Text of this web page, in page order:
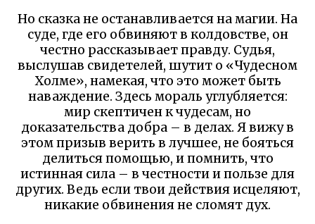
Но сказка не останавливается на магии. На
суде, где его обвиняют в колдовстве, он
честно рассказывает правду. Судья,
выслушав свидетелей, шутит о «Чудесном
Холме», намекая, что это может быть
наваждение. Здесь мораль углубляется:
мир скептичен к чудесам, но
доказательства добра – в делах. Я вижу в
этом призыв верить в лучшее, не бояться
делиться помощью, и помнить, что
истинная сила – в честности и пользе для
других. Ведь если твои действия исцеляют,
никакие обвинения не сломят дух.